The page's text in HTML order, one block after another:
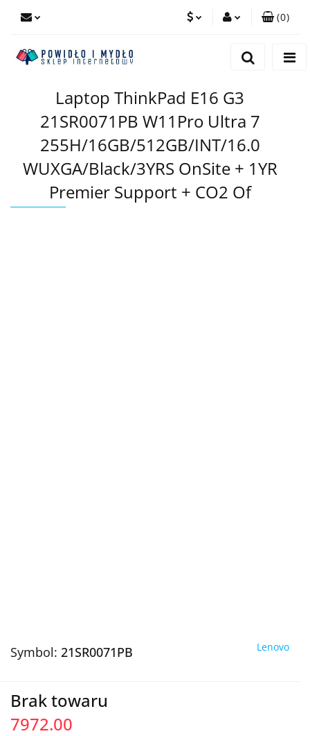
Dodaj zgłoszenie
(0)
Laptop ThinkPad E16 G3
21SR0071PB W11Pro Ultra 7
255H/16GB/512GB/INT/16.0
WUXGA/Black/3YRS OnSite + 1YR
Premier Support + CO2 Of
Symbol: 21SR0071PB Lenovo
Brak towaru
7972.00